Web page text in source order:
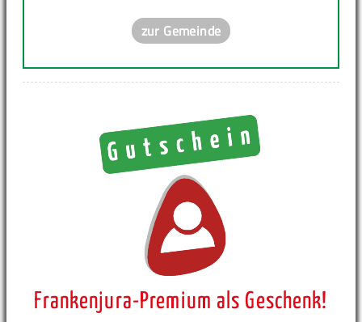
zur Gemeinde
Frankenjura-Premium als Geschenk!